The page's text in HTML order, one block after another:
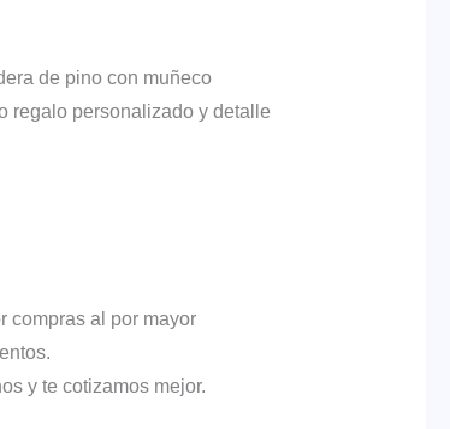
de pino con muñeco
regalo personalizado y detalle
compras al por mayor
y te cotizamos mejor.